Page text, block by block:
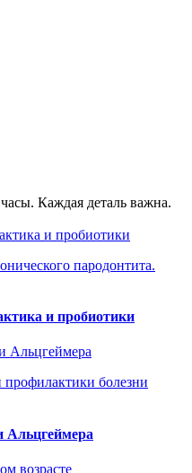
Каждая деталь важна.
пародонтита.
и пробиотики
болезни
Альцгеймера